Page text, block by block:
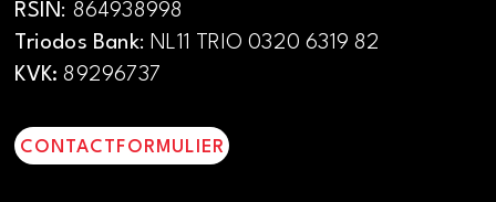
RSIN: 864938998
Triodos Bank: NL11 TRIO 0320 6319 82
KVK: 89296737
CONTACTFORMULIER